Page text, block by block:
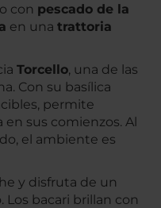
con pescado de la
en una trattoria
Torcello, una de las
Con su basílica
permite
en sus comienzos. Al
el ambiente es
y disfruta de un
bacari brillan con